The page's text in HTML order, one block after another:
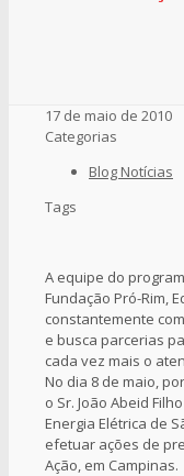
17 de maio de 2010
Categorias
Blog Notícias
Tags
A equipe do
Fundação Pró-Rim,
constantemente
e busca parcerias
cada vez mais o
No dia 8 de maio,
o Sr. João Abeid
Energia Elétrica de
efetuar ações de
Ação, em Campinas.